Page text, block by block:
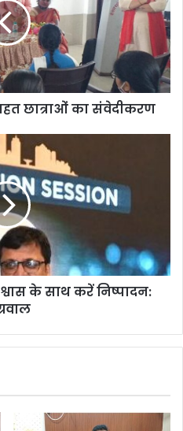
छात्राओं का संवेदीकरण
के साथ करें निष्पादन: